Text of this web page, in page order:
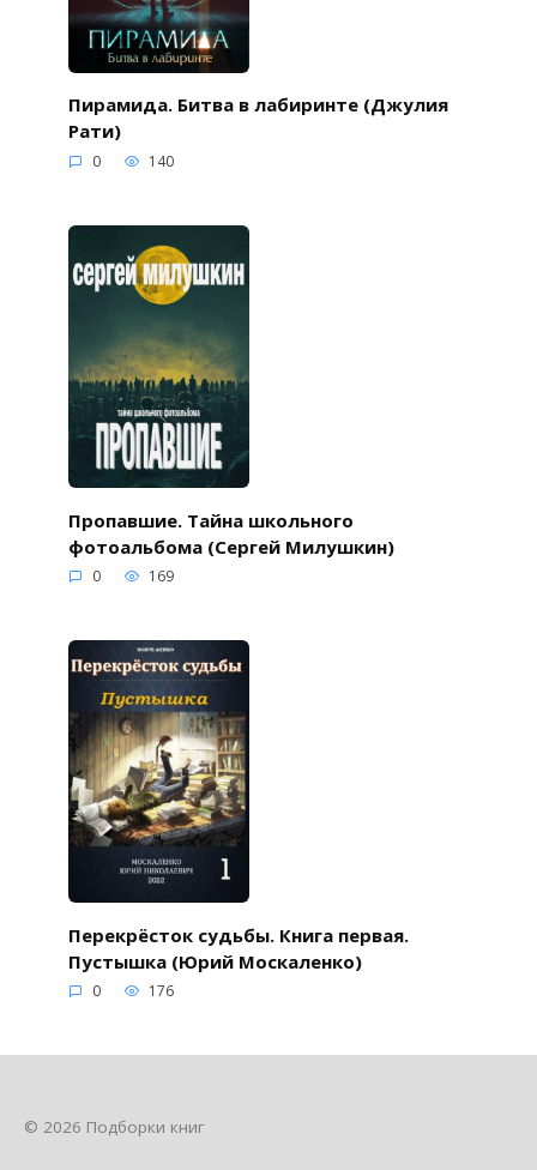
Пирамида. Битва в лабиринте (Джулия
Рати)
0 140
Пропавшие. Тайна школьного
фотоальбома (Сергей Милушкин)
0 169
Перекрёсток судьбы. Книга первая.
Пустышка (Юрий Москаленко)
0 176
© 2026 Подборки книг